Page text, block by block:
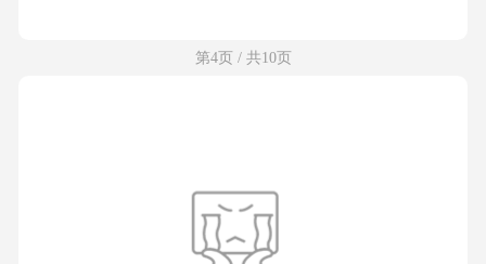
第4页 / 共10页